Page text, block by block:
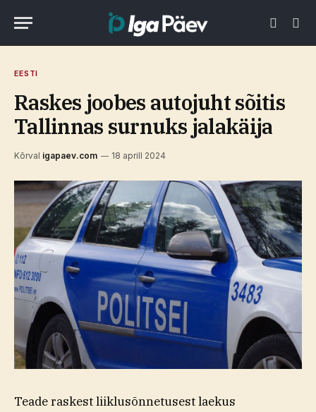
EESTI
Raskes joobes autojuht sõitis
Tallinnas surnuks jalakäija
Kõrval igapaev.com 18 aprill 2024
Teade raskest liiklusõnnetusest laekus